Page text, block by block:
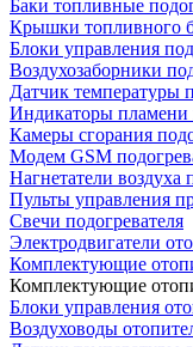
Баки топливные
Крышки топливного
Блоки управления
Воздухозаборники
Датчик температуры
Индикаторы пламени
Камеры сгорания
Модем GSM
Нагнетатели воздуха
Пульты управления
Свечи подогревателя
Электродвигатели
Комплектующие
Комплектующие
Блоки управления
Воздуховоды